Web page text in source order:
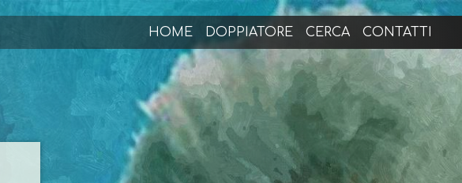
HOME DOPPIATORE CERCA CONTATTI